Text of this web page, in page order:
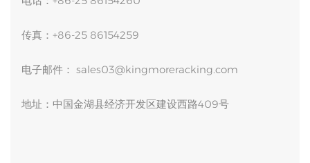
传真：+86-25 86154259
电子邮件： sales03@kingmoreracking.com
地址：中国金湖县经济开发区建设西路409号